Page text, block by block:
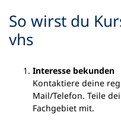
So wirst du
vhs
Interesse bekunden
Kontaktiere deine
Mail/Telefon. Teile
Fachgebiet mit.